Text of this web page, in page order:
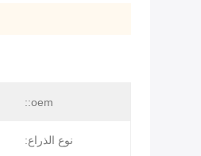
oem::
نوع الذراع: